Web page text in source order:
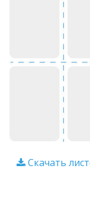
Скачать